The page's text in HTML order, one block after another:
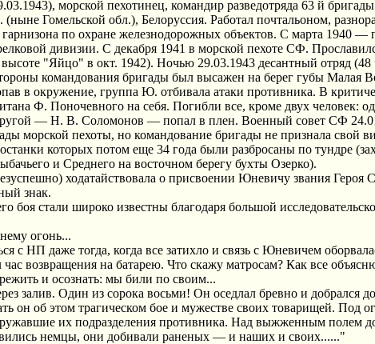
морской пехотинец, командир разведотряда 63 й
Гомельской обл.), Белоруссия. Работал почтальоном,
по охране железнодорожных объектов. С марта 1940 —
дивизии. С декабря 1941 в морской пехоте СФ.
"Яйцо" в окт. 1942). Ночью 29.03.1943 десантный отряд (48
командования бригады был высажен на берег губы Малая
в окружение, группа Ю. отбивала атаки противника. В
Ф. Поночевного на себя. Погибли все, кроме двух человек:
— Н. В. Соломонов — попал в плен. Военный совет СФ
морской пехоты, но командование бригады не признала свой
которых потом еще 34 года были разбросаны по тундре
и Среднего на восточном берегу бухты Озерко).
ходатайствовала о присвоении Юневичу звания Героя
знак.
стали широко известны благодаря большой
огонь...
с НП даже тогда, когда все затихло и связь с Юневичем
возвращения на батарею. Что скажу матросам? Как все
и осознать: мы били по своим...
залив. Один из сорока восьми! Он оседлал бревно и добрался
он об этом трагическом бое и мужестве своих товарищей. Под
их подразделения противника. Над выжженным полем
немцы, они добивали раненых — и наших и своих......"